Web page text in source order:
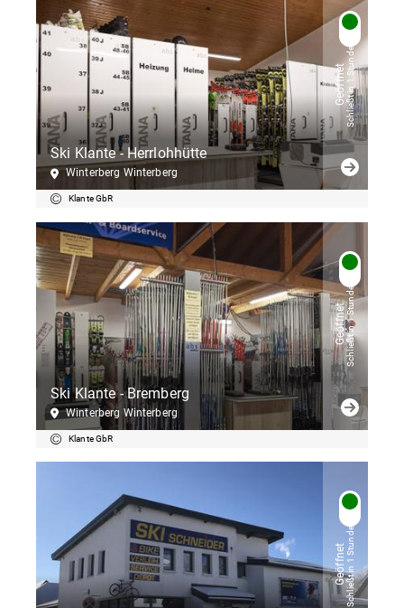
Ski Klante - Herrlohhütte
Winterberg Winterberg
GeöffnetSchließt in 1 Stunden
Klante GbR
Ski Klante - Bremberg
Winterberg Winterberg
GeöffnetSchließt in 1 Stunden
Klante GbR
GeöffnetSchließt in 1 Stunden